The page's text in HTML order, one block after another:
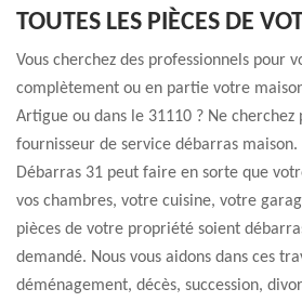
TOUTES LES PIÈCES DE
Vous cherchez des professionnels pour
complètement ou en partie votre
Artigue ou dans le 31110 ? Ne cherchez
fournisseur de service débarras
Débarras 31 peut faire en sorte que
vos chambres, votre cuisine, votre
pièces de votre propriété soient
demandé. Nous vous aidons dans ces
déménagement, décès, succession,